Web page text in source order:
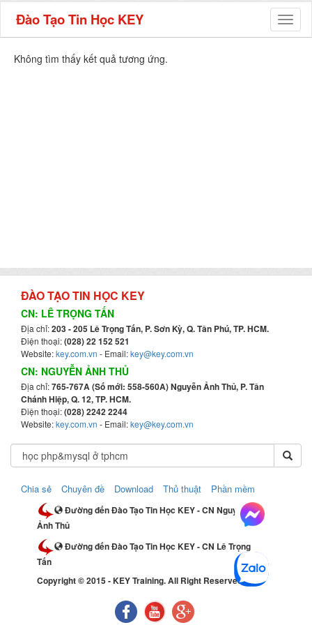
Đào Tạo Tin Học KEY
Không tìm thấy kết quả tương ứng.
ĐÀO TẠO TIN HỌC KEY
CN: LÊ TRỌNG TẤN
Địa chỉ:203 - 205 Lê Trọng Tấn, P. Sơn Kỳ, Q. Tân Phú, TP. HCM.
Điện thoại:(028) 22 152 521
Website:key.com.vn - Email:key@key.com.vn
CN: NGUYỄN ẢNH THỦ
Địa chỉ:765-767A (Số mới: 558-560A) Nguyễn Ảnh Thủ, P. Tân
Chánh Hiệp, Q. 12, TP. HCM.
Điện thoại:(028) 2242 2244
Website:key.com.vn - Email:key@key.com.vn
Chia sẻ Chuyên đề Download Thủ thuật Phần mềm
Đường đến Đào Tạo Tin Học KEY - CN Nguyễn
Ảnh Thủ
Đường đến Đào Tạo Tin Học KEY - CN Lê Trọng
Tấn
Copyright © 2015 - KEY Training. All Right Reserved.